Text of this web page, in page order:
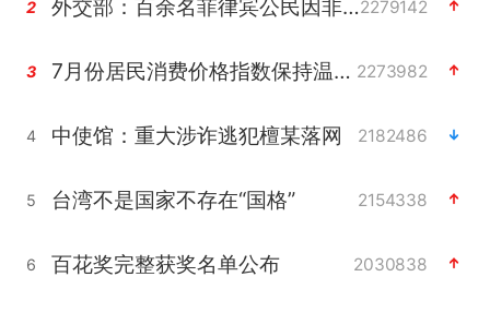
2 外交部：百余名菲律宾公民因非法就业、非法居留被依法处理2279142
3 7月份居民消费价格指数保持温和上涨 2273982
4 中使馆：重大涉诈逃犯檀某落网 2182486
5 台湾不是国家不存在“国格” 2154338
6 百花奖完整获奖名单公布 2030838